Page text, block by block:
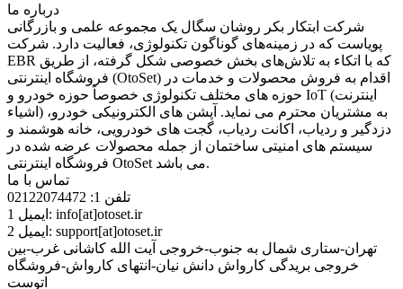
درباره ما
شرکت ابتکار بکر روشان سگال یک مجموعه‌ علمی و بازرگانی
پویاست كه در زمینه‌های گوناگون تکنولوژی، فعالیت دارد. شرکت
EBR که با اتکاء به تلاش‌های بخش خصوصی شکل گرفته، از طریق
فروشگاه اینترنتی (OtoSet) اقدام به فروش محصولات و خدمات در
حوزه های مختلف تکنولوژی خصوصاً حوزه خودرو و IoT (اینترنت
اشیاء) به مشتریان محترم می نماید. آپشن های الکترونیکی خودرو،
دزدگیر و ردیاب، اکانت ردیاب، گجت های خودرویی، خانه هوشمند و
سیستم های امنیتی ساختمان از جمله محصولات عرضه شده در
فروشگاه اینترنتی OtoSet می باشد.
تماس با ما
تلفن 1:
02122074472
ایمیل 1: info[at]otoset.ir
ایمیل 2: support[at]otoset.ir
تهران-ستاری شمال به جنوب-خروجی آیت الله کاشانی غرب-بین
خروجی بریدگی کارواش دانش نیان-انتهای کارواش-فروشگاه
اتوست